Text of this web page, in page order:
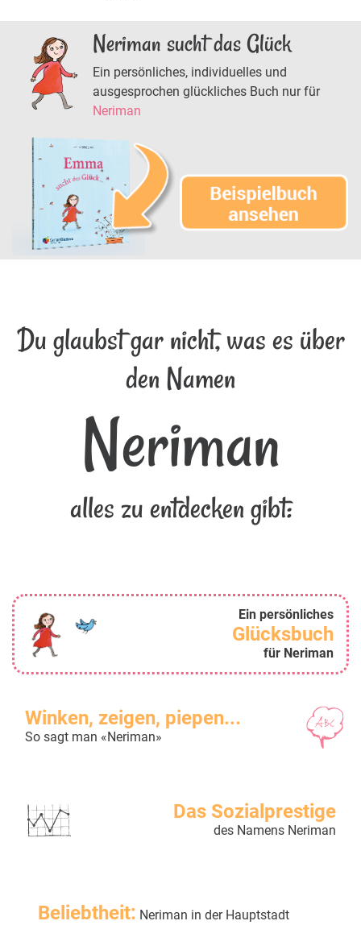
Neriman sucht das Glück
Ein persönliches, individuelles und
ausgesprochen glückliches Buch nur für
Neriman
Du glaubst gar nicht, was es über
den Namen
Neriman
alles zu entdecken gibt:
Ein persönliches
Glücksbuch
für Neriman
Winken, zeigen, piepen...
So sagt man «Neriman»
Das Sozialprestige
des Namens Neriman
Beliebtheit: Neriman in der Hauptstadt